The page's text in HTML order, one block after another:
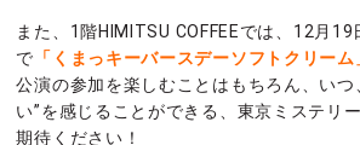
また、1階HIMITSU COFFEEでは、12月
で 「くまっキーバースデーソフトクリーム
公演の参加を楽しむことはもちろん、いつ
い”を感じることができる、東京ミステリ
期待ください！